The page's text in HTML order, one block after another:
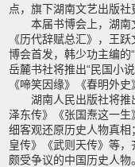
点，旗下湖南文艺出版社
本届书博会上，湖南
《历代辞赋总汇》，王
博会首发，韩少功主编的
岳麓书社将推出“民国小
《啼笑因缘》《春明外
湖南人民出版社将推出
泽东传》《张国焘这一
细客观还原历史人物真相
皇传》《武则天传》等
颇受争议的中国历史人物